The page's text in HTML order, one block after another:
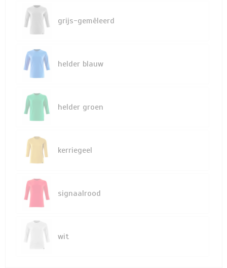
grijs-gemêleerd
helder blauw
helder groen
kerriegeel
signaalrood
wit